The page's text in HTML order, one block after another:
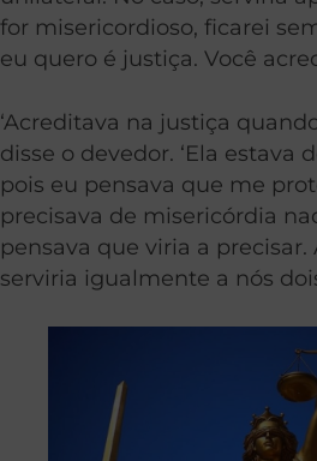
for misericordioso, ficarei
eu quero é justiça. Você
‘Acreditava na justiça
disse o devedor. ‘Ela estava
pois eu pensava que me
precisava de misericórdia
pensava que viria a precisar.
serviria igualmente a nós